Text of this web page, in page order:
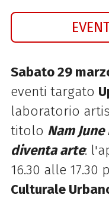
Sabato 29
eventi targato
laboratorio
titolo Nam
diventa arte:
16.30 alle 17.30
Culturale